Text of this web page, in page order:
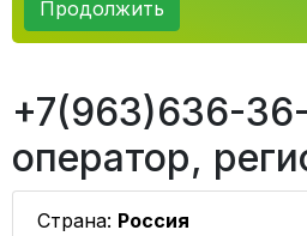
Продолжить
+7(963)636-
оператор,
Страна: Россия